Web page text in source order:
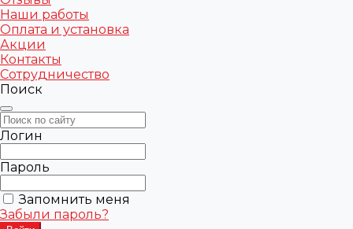
Наши работы
Оплата и установка
Акции
Контакты
Сотрудничество
Поиск
Логин
Пароль
Запомнить меня
Забыли пароль?